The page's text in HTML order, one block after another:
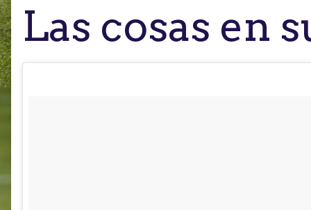
Las cosas en